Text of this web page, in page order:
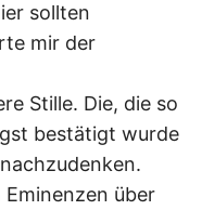
sollten
mir der
Stille. Die, die so
bestätigt wurde
über